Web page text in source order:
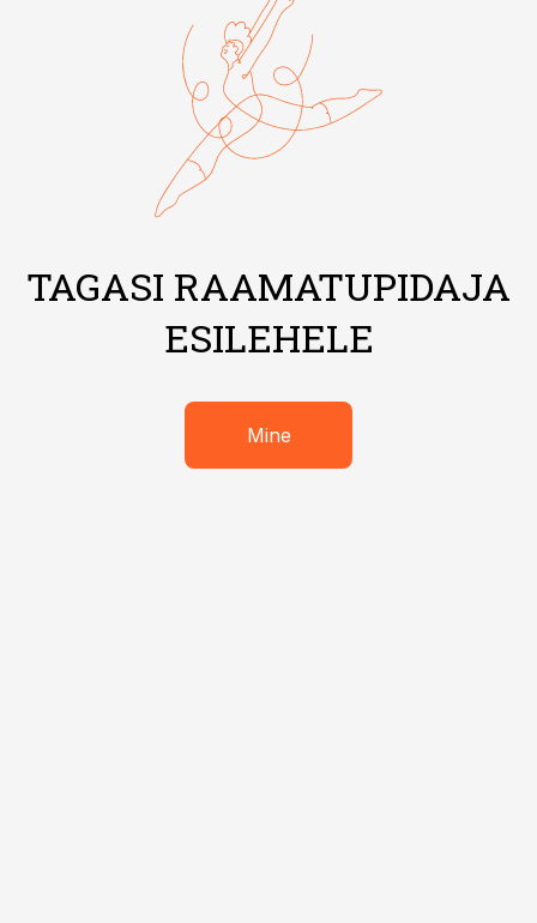
TAGASI RAAMATUPIDAJA
ESILEHELE
Mine